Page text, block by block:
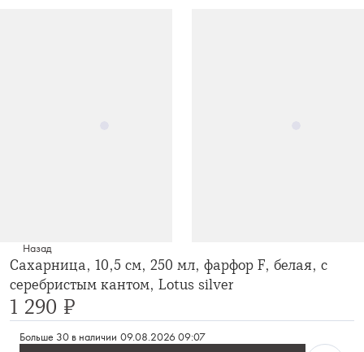
Назад
Сахарница, 10,5 см, 250 мл, фарфор F, белая, с
серебристым кантом, Lotus silver
1 290 ₽
Больше 30 в наличии 09.08.2026 09:07